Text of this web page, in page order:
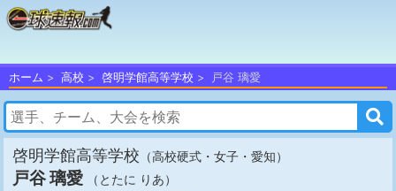
ホーム 高校 啓明学館高等学校 戸谷 璃愛
啓明学館高等学校 （高校硬式・女子・愛知）
戸谷 璃愛 （とたに りあ）